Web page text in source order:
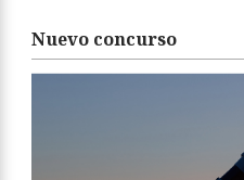
Nuevo concurso